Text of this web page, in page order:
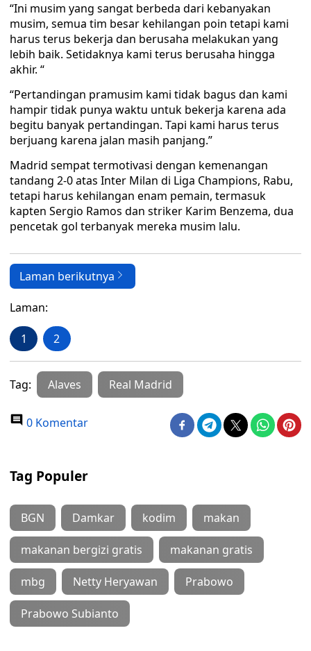
“Ini musim yang sangat berbeda dari kebanyakan
musim, semua tim besar kehilangan poin tetapi kami
harus terus bekerja dan berusaha melakukan yang
lebih baik. Setidaknya kami terus berusaha hingga
akhir. “
“Pertandingan pramusim kami tidak bagus dan kami
hampir tidak punya waktu untuk bekerja karena ada
begitu banyak pertandingan. Tapi kami harus terus
berjuang karena jalan masih panjang.”
Madrid sempat termotivasi dengan kemenangan
tandang 2-0 atas Inter Milan di Liga Champions, Rabu,
tetapi harus kehilangan enam pemain, termasuk
kapten Sergio Ramos dan striker Karim Benzema, dua
pencetak gol terbanyak mereka musim lalu.
Laman berikutnya
Laman:
1 2
Tag: Alaves Real Madrid
0 Komentar
Tag Populer
BGN Damkar kodim makan
makanan bergizi gratis makanan gratis
mbg Netty Heryawan Prabowo
Prabowo Subianto